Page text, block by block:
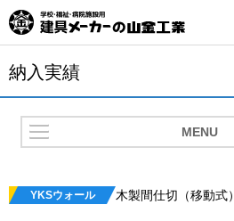
納入実績
MENU
YKSウォール 木製間仕切（移動式）